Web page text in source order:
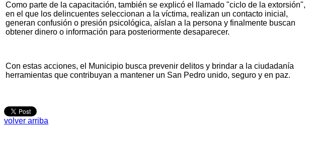
Como parte de la capacitación, también se explicó el llamado "ciclo de la extorsión",
en el que los delincuentes seleccionan a la víctima, realizan un contacto inicial,
generan confusión o presión psicológica, aíslan a la persona y finalmente buscan
obtener dinero o información para posteriormente desaparecer.
Con estas acciones, el Municipio busca prevenir delitos y brindar a la ciudadanía
herramientas que contribuyan a mantener un San Pedro unido, seguro y en paz.
volver arriba